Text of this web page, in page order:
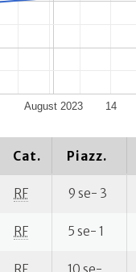
August 2023 14
Cat. Piazz.
RF 9 se- 3
RF 5 se- 1